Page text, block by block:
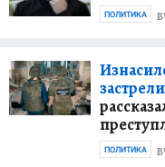
ПОЛИТИКА
ПОЛИТИКА